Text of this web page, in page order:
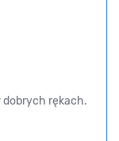
dobrych rękach.